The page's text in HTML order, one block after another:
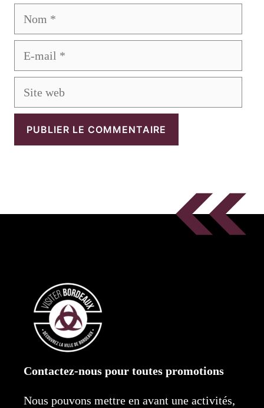
Contactez-nous pour toutes promotions
Nous pouvons mettre en avant une activités,